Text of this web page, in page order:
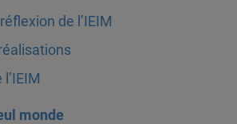
de l’IEIM
monde